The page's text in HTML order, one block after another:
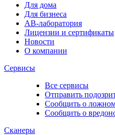
Для дома
Для бизнеса
АВ-лаборатория
Лицензии и сертификаты
Новости
О компании
Сервисы
Все сервисы
Отправить
Сообщить о
Сообщить о
Сканеры